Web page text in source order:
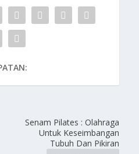
Senam Pilates : Olahraga
Untuk Keseimbangan
Tubuh Dan Pikiran